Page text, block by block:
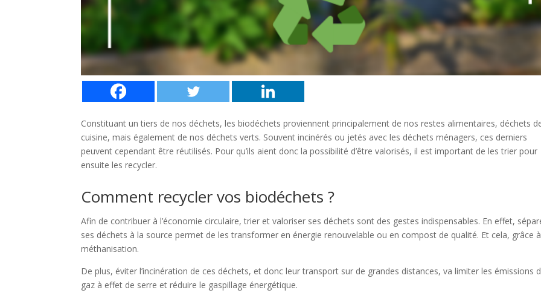
Constituant un tiers de nos déchets, les biodéchets proviennent principalement de nos restes alimentaires, déchets
cuisine, mais également de nos déchets verts. Souvent incinérés ou jetés avec les déchets ménagers, ces derniers
peuvent cependant être réutilisés. Pour qu’ils aient donc la possibilité d’être valorisés, il est important de les trier pour
ensuite les recycler.
Comment recycler vos biodéchets ?
Afin de contribuer à l’économie circulaire, trier et valoriser ses déchets sont des gestes indispensables. En effet,
ses déchets à la source permet de les transformer en énergie renouvelable ou en compost de qualité. Et cela, grâce
méthanisation.
De plus, éviter l’incinération de ces déchets, et donc leur transport sur de grandes distances, va limiter les émissions
gaz à effet de serre et réduire le gaspillage énergétique.